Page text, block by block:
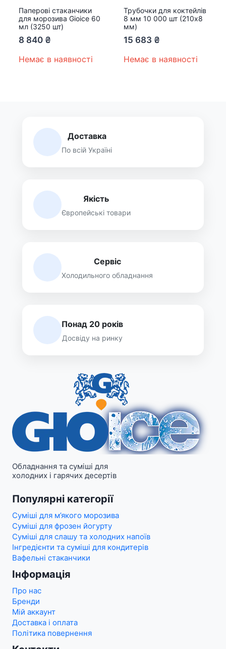
Паперові стаканчики
для морозива Gioice 60
мл (3250 шт)
8 840 ₴
Немає в наявності
Трубочки для коктейлів
8 мм 10 000 шт (210х8
мм)
15 683 ₴
Немає в наявності
Доставка
По всій Україні
Якість
Європейські товари
Сервіс
Холодильного обладнання
Понад 20 років
Досвіду на ринку
Обладнання та суміші для
холодних і гарячих десертів
Популярні категорії
Суміші для м’якого морозива
Суміші для фрозен йогурту
Суміші для слашу та холодних напоїв
Інгредієнти та суміші для кондитерів
Вафельні стаканчики
Інформація
Про нас
Бренди
Мій аккаунт
Доставка і оплата
Політика повернення